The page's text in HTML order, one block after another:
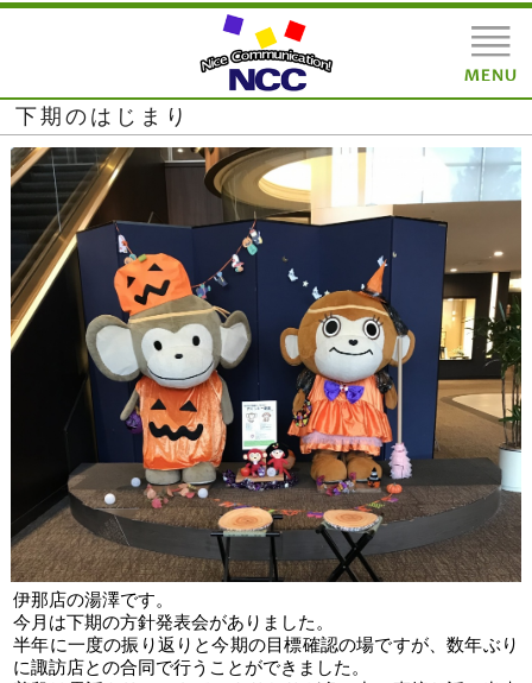
下期のはじまり
伊那店の湯澤です。
今月は下期の方針発表会がありました。
半年に一度の振り返りと今期の目標確認の場ですが、数年ぶり
に諏訪店との合同で行うことができました。